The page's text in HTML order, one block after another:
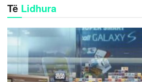
Të Lidhura